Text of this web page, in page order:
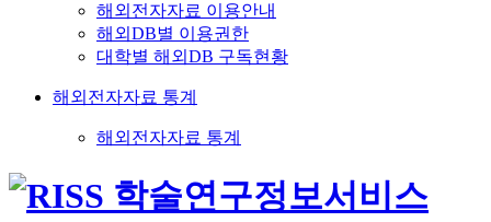
해외전자자료 이용안내
해외DB별 이용권한
대학별 해외DB 구독현황
해외전자자료 통계
해외전자자료 통계